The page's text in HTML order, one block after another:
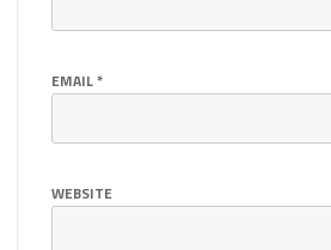
EMAIL*
WEBSITE